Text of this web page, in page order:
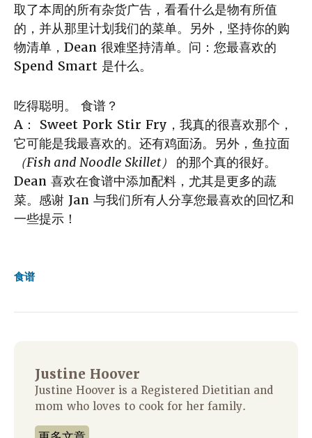
取了本周的所有杂货广告，看看什么是物有所值
的，并从那里计划我们的菜单。另外，坚持你的购
物清单，Dean 很难坚持清单。问：您最喜欢的
Spend Smart 是什么。
吃得聪明。 食谱？
A： Sweet Pork Stir Fry，我真的很喜欢那个，
它可能是我最喜欢的。还有鸡面汤。另外，鱼拉面
（Fish and Noodle Skillet） 的那个真的很好。
Dean 喜欢在食谱中添加配料，尤其是更多的蔬
菜。感谢 Jan 与我们所有人分享您最喜欢的回忆和
一些提示！
食谱
Justine Hoover
Justine Hoover is a Registered Dietitian and
mom who loves to cook for her family.